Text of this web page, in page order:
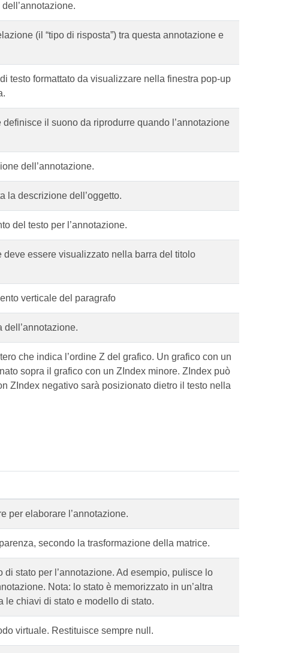
(il “tipo di risposta”) tra questa annotazione e
testo formattato da visualizzare nella finestra pop-up
il suono da riprodurre quando l’annotazione
dell’annotazione.
la descrizione dell’oggetto.
del testo per l’annotazione.
deve essere visualizzato nella barra del titolo
verticale del paragrafo
dell’annotazione.
che indica l’ordine Z del grafico. Un grafico con un
sopra il grafico con un ZIndex minore. ZIndex può
ZIndex negativo sarà posizionato dietro il testo nella
per elaborare l’annotazione.
secondo la trasformazione della matrice.
di stato per l’annotazione. Ad esempio, pulisce lo
Nota: lo stato è memorizzato in un’altra
le chiavi di stato e modello di stato.
virtuale. Restituisce sempre null.